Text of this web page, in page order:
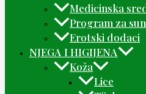
Medicinska
Program za
Erotski dodaci
NJEGA I HIGIJENA
Koža
Lice